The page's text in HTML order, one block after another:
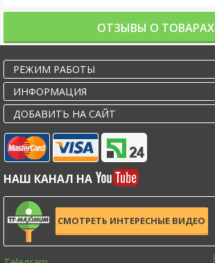
ОТЗЫВЫ О ТОВАРАХ
РЕЖИМ РАБОТЫ
ИНФОРМАЦИЯ
ДОБАВИТЬ НА САЙТ
НАШ КАНАЛ НА
СМОТРЕТЬ ИНТЕРЕСНЫЕ ВИДЕО